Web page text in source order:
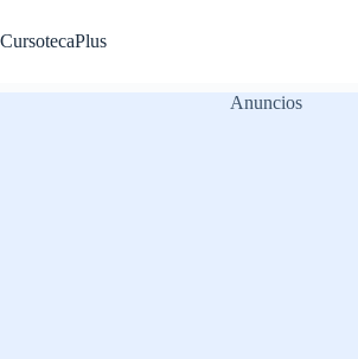
al
contenido
CursotecaPlus
Anuncios